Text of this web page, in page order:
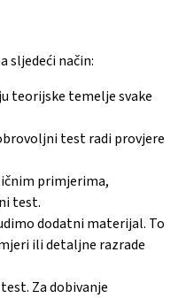
sljedeći način:
teorijske temelje svake
test radi provjere
primjerima,
test.
dodatni materijal. To
ili detaljne razrade
Za dobivanje